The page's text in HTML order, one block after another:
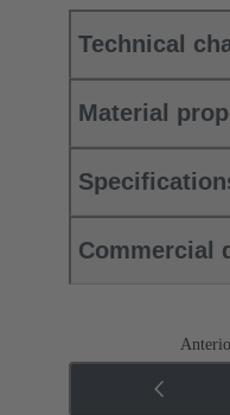
Technical
Material
Commercial